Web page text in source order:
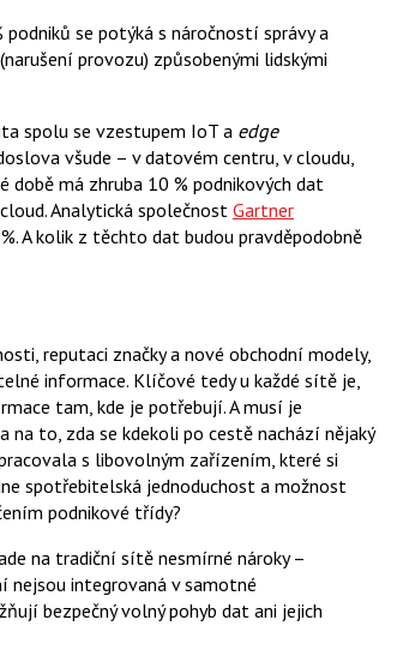
se potýká s náročností správy a
provozu) způsobenými lidskými
spolu se vzestupem IoT a edge
všude – v datovém centru, v cloudu,
době má zhruba 10 % podnikových dat
Analytická společnost Gartner
A kolik z těchto dat budou pravděpodobně
reputaci značky a nové obchodní modely,
informace. Klíčové tedy u každé sítě je,
tam, kde je potřebují. A musí je
na to, zda se kdekoli po cestě nachází nějaký
s libovolným zařízením, které si
spotřebitelská jednoduchost a možnost
podnikové třídy?
na tradiční sítě nesmírné nároky –
nejsou integrovaná v samotné
bezpečný volný pohyb dat ani jejich